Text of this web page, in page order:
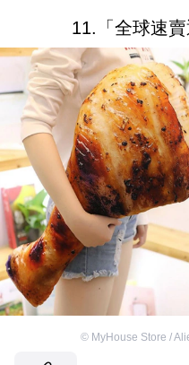
11.「全球速賣
© MyHouse Store /